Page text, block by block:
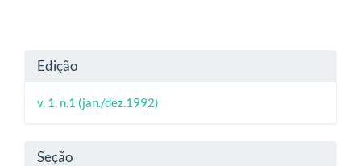
Detalhes
do
artigo
Edição
v. 1, n.1 (jan./dez.1992)
Seção